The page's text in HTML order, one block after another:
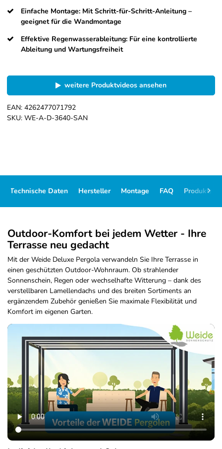
Einfache Montage: Mit Schritt-für-Schritt-Anleitung –
geeignet für die Wandmontage
Effektive Regenwasserableitung: Für eine kontrollierte
Ableitung und Wartungsfreiheit
weitere Produktvideos ansehen
EAN: 4262477071792
SKU: WE-A-D-3640-SAN
Technische Daten Hersteller Montage FAQ
Outdoor-Komfort bei jedem Wetter - Ihre
Terrasse neu gedacht
Mit der Weide Deluxe Pergola verwandeln Sie Ihre Terrasse in
einen geschützten Outdoor-Wohnraum. Ob strahlender
Sonnenschein, Regen oder wechselhafte Witterung – dank des
verstellbaren Lamellendachs und des breiten Sortiments an
ergänzendem Zubehör genießen Sie maximale Flexibilität und
Komfort im eigenen Garten.